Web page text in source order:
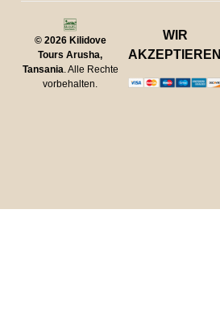
© 2026 Kilidove
Tours Arusha,
Tansania. Alle Rechte
vorbehalten.
WIR
AKZEPTIEREN